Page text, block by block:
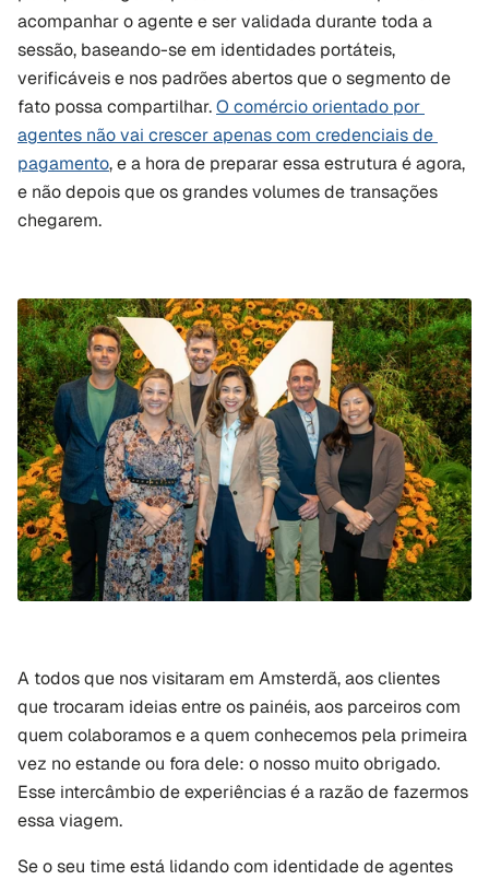
acompanhar o agente e ser validada durante toda a
sessão, baseando-se em identidades portáteis,
verificáveis e nos padrões abertos que o segmento de
fato possa compartilhar. O comércio orientado por
agentes não vai crescer apenas com credenciais de
pagamento, e a hora de preparar essa estrutura é agora,
e não depois que os grandes volumes de transações
chegarem.
A todos que nos visitaram em Amsterdã, aos clientes
que trocaram ideias entre os painéis, aos parceiros com
quem colaboramos e a quem conhecemos pela primeira
vez no estande ou fora dele: o nosso muito obrigado.
Esse intercâmbio de experiências é a razão de fazermos
essa viagem.
Se o seu time está lidando com identidade de agentes